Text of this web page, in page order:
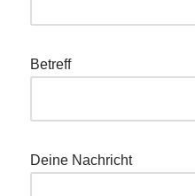
Betreff
Dei­ne Nachricht